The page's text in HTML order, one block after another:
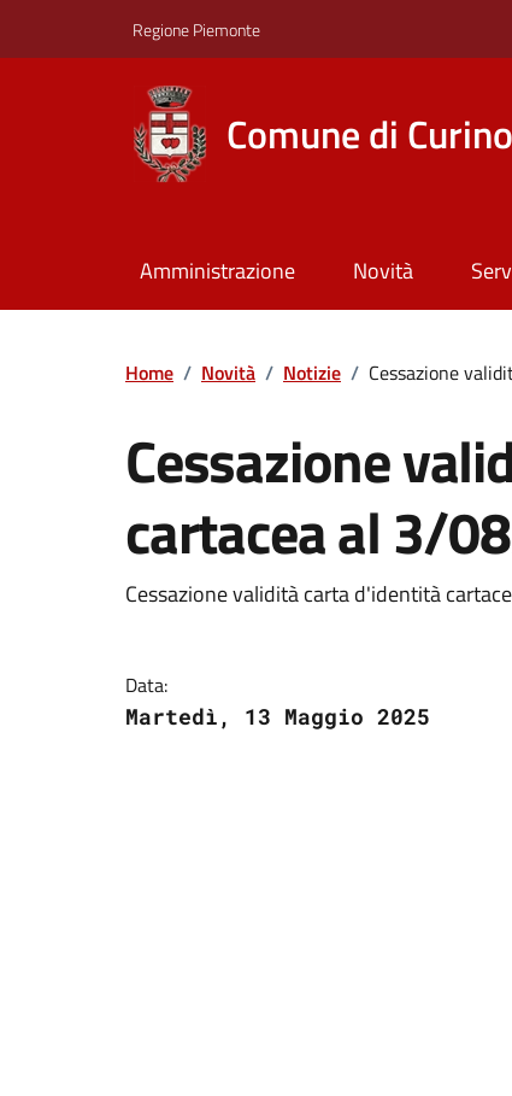
Regione Piemonte
Comune di Curino
Amministrazione Novità
Home / Novità / Notizie / Cessazione
Cessazione
cartacea al 3/
Cessazione validità carta d'identità
Data:
Martedì, 13 Maggio 2025